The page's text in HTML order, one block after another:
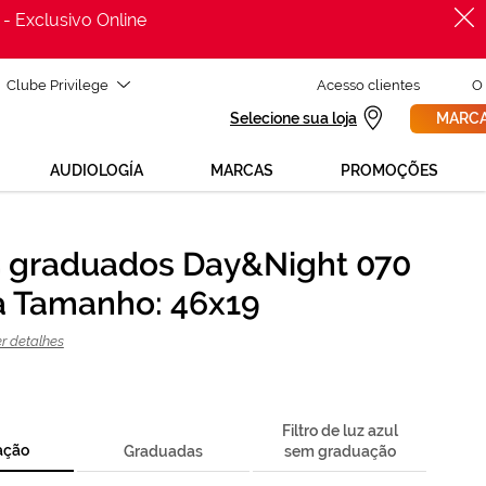
Exclusivo Online
Clube Privilege Acesso clientes O
Selecione sua loja
AUDIOLOGÍA MARCAS PROMOÇÕES
PROCURAR
de ajuda para mudar os teus óculos?
para nós GRÁTIS no número800 114 297
a sexta, das 12h às 21h)
uma
graduados Day&Night 070
Tamanho: 46x19
detalhes
Graduadas
Filtro de luz azul
sem graduação